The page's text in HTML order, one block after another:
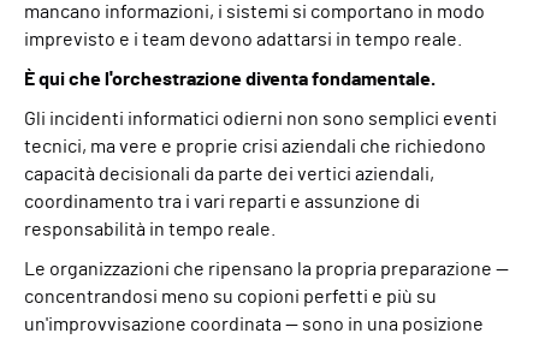
mancano informazioni, i sistemi si comportano in modo
imprevisto e i team devono adattarsi in tempo reale.
È qui che l'orchestrazione diventa fondamentale.
Gli incidenti informatici odierni non sono semplici eventi
tecnici, ma vere e proprie crisi aziendali che richiedono
capacità decisionali da parte dei vertici aziendali,
coordinamento tra i vari reparti e assunzione di
responsabilità in tempo reale.
Le organizzazioni che ripensano la propria preparazione —
concentrandosi meno su copioni perfetti e più su
un'improvvisazione coordinata — sono in una posizione